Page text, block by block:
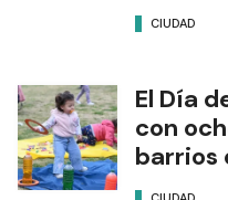
CIUDAD
El Día
con
barrios